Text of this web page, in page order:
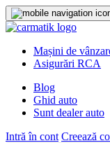
Mașini de
Asigurări RCA
Blog
Ghid auto
Sunt dealer auto
Intră în cont Creează